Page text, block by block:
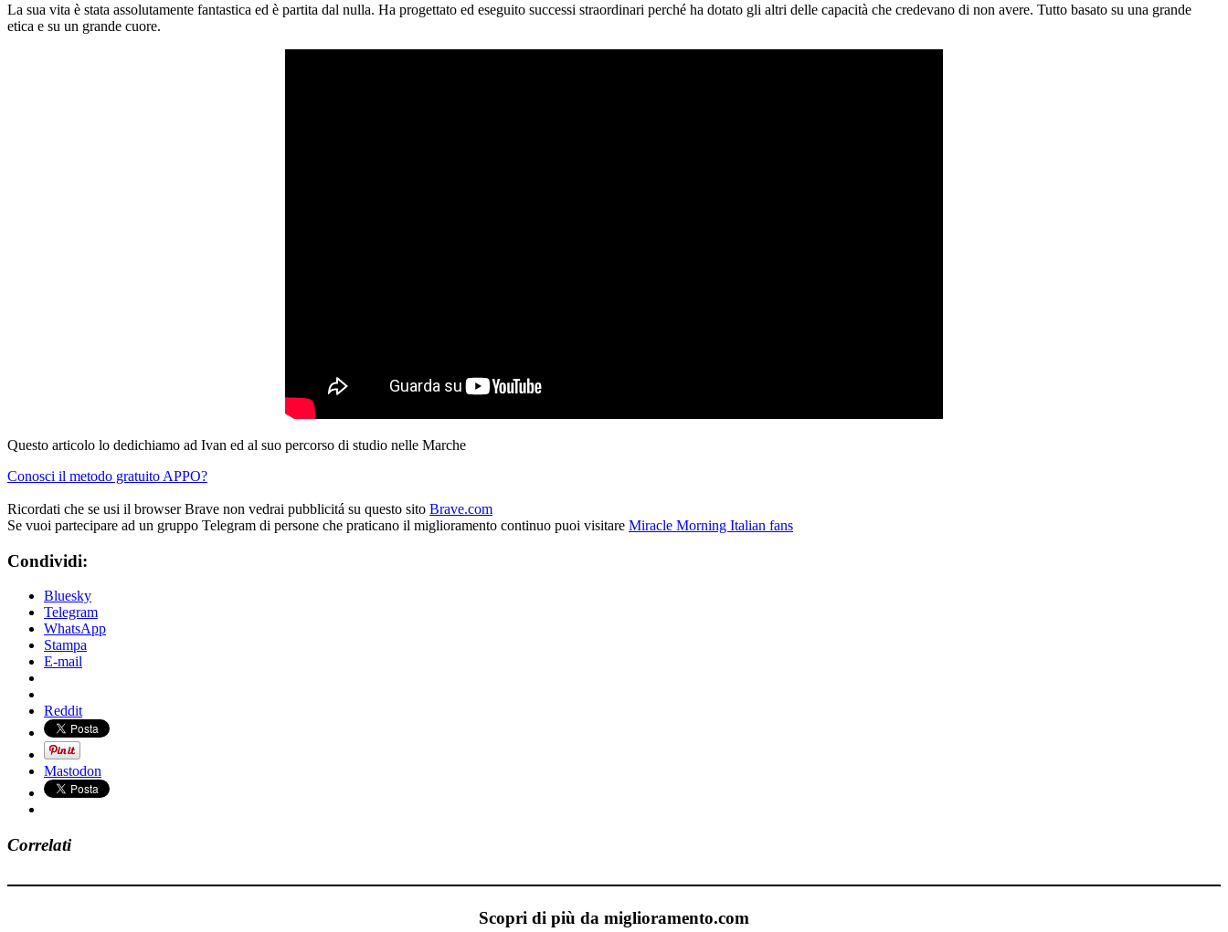
La sua vita è stata assolutamente fantastica ed è partita dal nulla. Ha progettato ed eseguito successi straordinari perché ha dotato gli altri delle capacità che credevano di non avere. Tutto basato su una grande
etica e su un grande cuore.
Questo articolo lo dedichiamo ad Ivan ed al suo percorso di studio nelle Marche
Conosci il metodo gratuito APPO?
Ricordati che se usi il browser Brave non vedrai pubblicitá su questo sito Brave.com
Se vuoi partecipare ad un gruppo Telegram di persone che praticano il miglioramento continuo puoi visitare Miracle Morning Italian fans
Condividi:
Bluesky
Telegram
WhatsApp
Stampa
E-mail
Reddit
Mastodon
Correlati
Scopri di più da miglioramento.com